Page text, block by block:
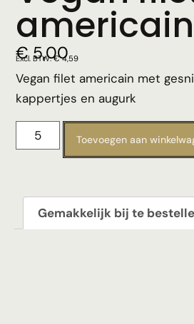
americain
€5,00
Excl. BTW:€4,59
Vegan filet americain met
kappertjes en augurk
Toevoegen aan
Gemakkelijk bij te